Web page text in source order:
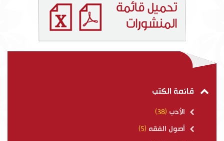
قائمة الكتب
الأدب (38)
أصول الفقه (5)